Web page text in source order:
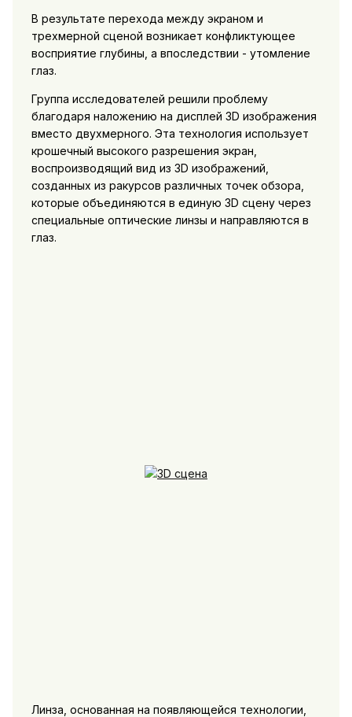
В результате перехода между экраном и
трехмерной сценой возникает конфликтующее
восприятие глубины, а впоследствии - утомление
глаз.
Группа исследователей решили проблему
благодаря наложению на дисплей 3D изображения
вместо двухмерного. Эта технология использует
крошечный высокого разрешения экран,
воспроизводящий вид из 3D изображений,
созданных из ракурсов различных точек обзора,
которые объединяются в единую 3D сцену через
специальные оптические линзы и направляются в
глаз.
Линза, основанная на появляющейся технологии,